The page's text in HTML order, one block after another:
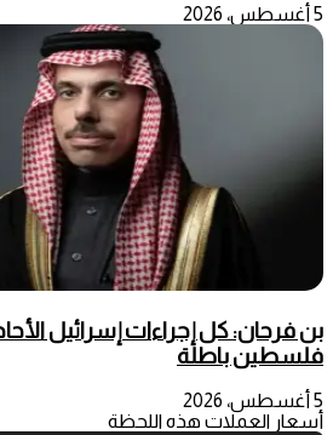
5 أغسطس، 2026
بن فرحان: كل إجراءات إسرائيل
فلسطين باطلة
5 أغسطس، 2026
أسعار العملات هذه اللحظة